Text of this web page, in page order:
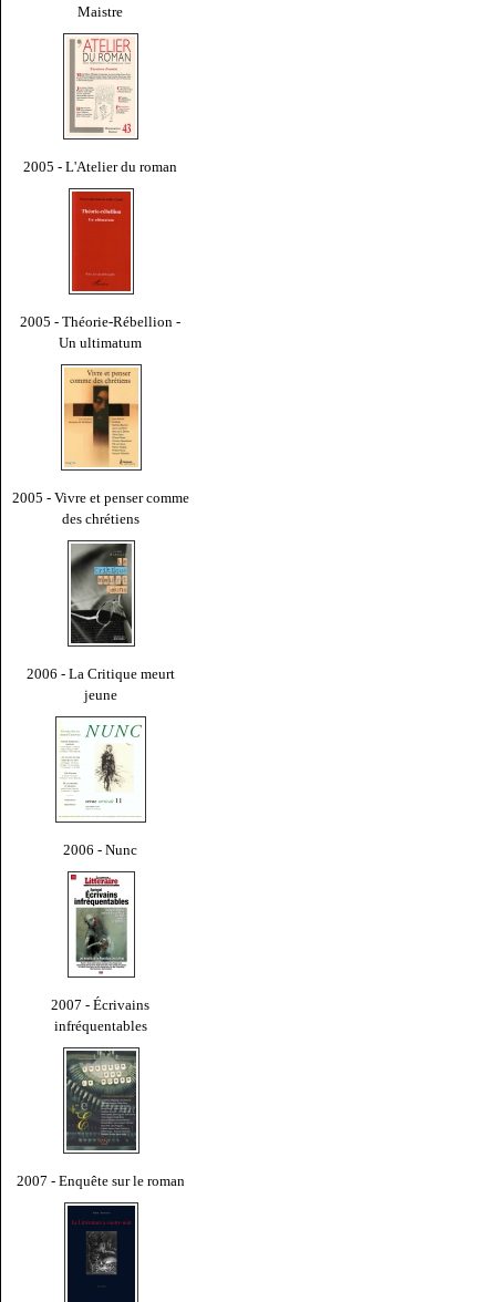
Maistre
2005 - L'Atelier du roman
2005 - Théorie-Rébellion -
Un ultimatum
2005 - Vivre et penser comme
des chrétiens
2006 - La Critique meurt
jeune
2006 - Nunc
2007 - Écrivains
infréquentables
2007 - Enquête sur le roman